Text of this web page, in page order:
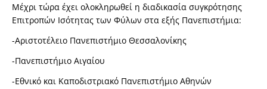
Μέχρι τώρα έχει ολοκληρωθεί η διαδικασία συγκρότησης
Επιτροπών Ισότητας των Φύλων στα εξής Πανεπιστήμια:
-Αριστοτέλειο Πανεπιστήμιο Θεσσαλονίκης
-Πανεπιστήμιο Αιγαίου
-Εθνικό και Καποδιστριακό Πανεπιστήμιο Αθηνών